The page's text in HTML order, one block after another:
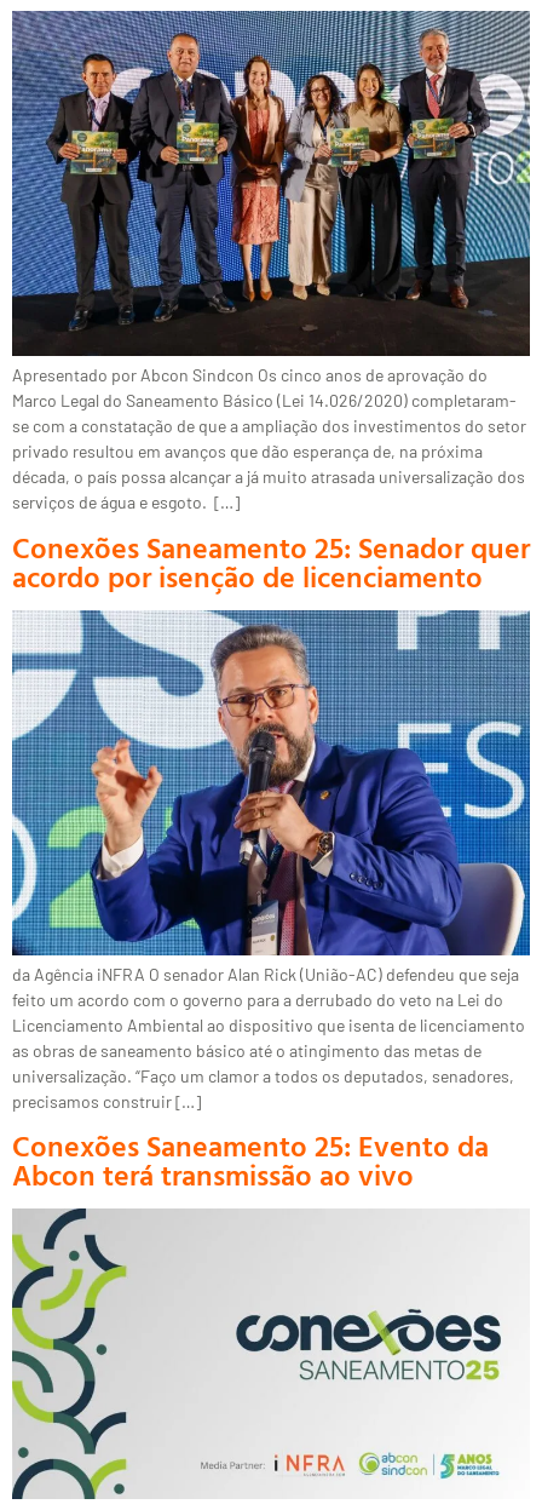
Apresentado por Abcon Sindcon Os cinco anos de aprovação do
Marco Legal do Saneamento Básico (Lei 14.026/2020) completaram-
se com a constatação de que a ampliação dos investimentos do setor
privado resultou em avanços que dão esperança de, na próxima
década, o país possa alcançar a já muito atrasada universalização dos
serviços de água e esgoto. […]
Conexões Saneamento 25: Senador quer
acordo por isenção de licenciamento
da Agência iNFRA O senador Alan Rick (União-AC) defendeu que seja
feito um acordo com o governo para a derrubado do veto na Lei do
Licenciamento Ambiental ao dispositivo que isenta de licenciamento
as obras de saneamento básico até o atingimento das metas de
universalização. “Faço um clamor a todos os deputados, senadores,
precisamos construir […]
Conexões Saneamento 25: Evento da
Abcon terá transmissão ao vivo